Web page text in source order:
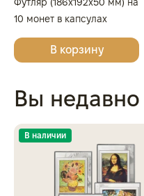
10 монет в капсулах
(диаметр 46 мм), светло-
бордовыйВ корзину
Вы
В наличии